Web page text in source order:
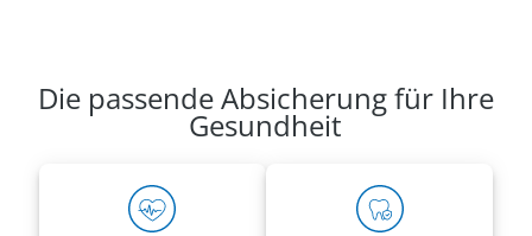
Die passende Absicherung für Ihre
Gesundheit